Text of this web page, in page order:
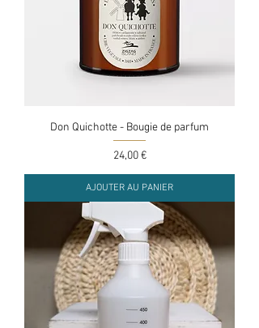
Don Quichotte - Bougie de parfum
Prix
24,00 €
AJOUTER AU PANIER